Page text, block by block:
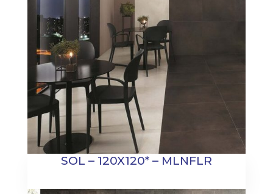
SOL – 120X120* – MLNFLR